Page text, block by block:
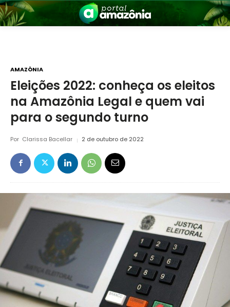
Amazônia
AMAZÔNIA
Eleições 2022: conheça os eleitos
na Amazônia Legal e quem vai
para o segundo turno
Por Clarissa Bacellar 2 de outubro de 2022